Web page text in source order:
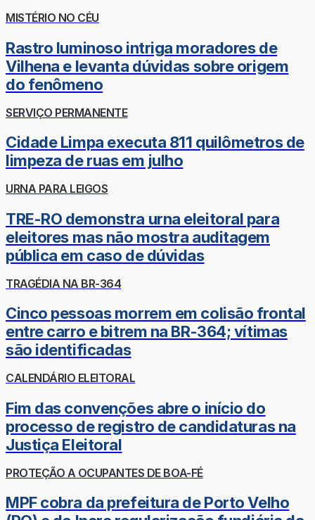
MISTÉRIO NO CÉU
Rastro luminoso intriga moradores de
Vilhena e levanta dúvidas sobre origem
do fenômeno
SERVIÇO PERMANENTE
Cidade Limpa executa 811 quilômetros de
limpeza de ruas em julho
URNA PARA LEIGOS
TRE-RO demonstra urna eleitoral para
eleitores mas não mostra auditagem
pública em caso de dúvidas
TRAGÉDIA NA BR-364
Cinco pessoas morrem em colisão frontal
entre carro e bitrem na BR-364; vítimas
são identificadas
CALENDÁRIO ELEITORAL
Fim das convenções abre o início do
processo de registro de candidaturas na
Justiça Eleitoral
PROTEÇÃO A OCUPANTES DE BOA-FÉ
MPF cobra da prefeitura de Porto Velho